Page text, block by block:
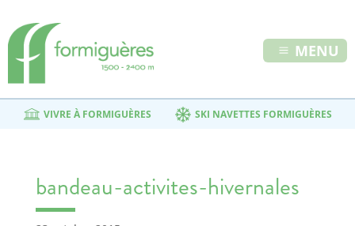
MENU
VIVRE À FORMIGUÈRES SKI NAVETTES FORMIGUÈRES
bandeau-activites-hivernales